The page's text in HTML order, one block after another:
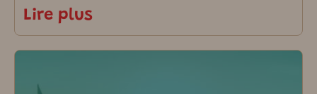
Lire plus